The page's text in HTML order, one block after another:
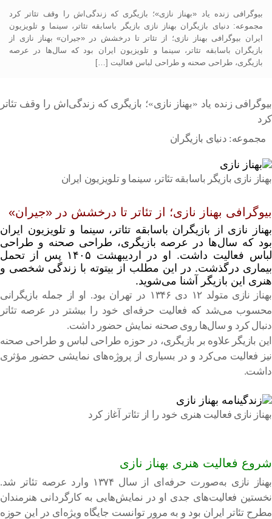
بیوگرافی زنده یاد «بهناز نازی»؛ بازیگری که زندگی‌اش را وقف تئاتر کرد
مجموعه: دنیای بازیگران بهناز نازی بازیگر باسابقه تئاتر، سینما و تلویزیون
ایران بیوگرافی بهناز نازی؛ از تئاتر تا درخشش در «جیران» بهناز نازی از
بازیگران باسابقه تئاتر، سینما و تلویزیون ایران بود که سال‌ها در عرصه
بازیگری، طراحی صحنه و طراحی لباس فعالیت […]
بیوگرافی زنده یاد «بهناز نازی»؛ بازیگری که زندگی‌اش را وقف تئاتر
کرد
مجموعه: دنیای بازیگران
بهناز نازی بازیگر باسابقه تئاتر، سینما و تلویزیون ایران
بیوگرافی بهناز نازی؛ از تئاتر تا درخشش در «جیران»
بهناز نازی از بازیگران باسابقه تئاتر، سینما و تلویزیون ایران
بود که سال‌ها در عرصه بازیگری، طراحی صحنه و طراحی
لباس فعالیت داشت. او در اردیبهشت ۱۴۰۵ پس از تحمل
بیماری درگذشت. در این مطلب از بیتوته با زندگی شخصی و
هنری این بازیگر آشنا می‌شوید.
بهناز نازی متولد ۱۲ دی ۱۳۴۶ در تهران بود. او از جمله بازیگرانی
محسوب می‌شد که فعالیت حرفه‌ای خود را بیشتر در عرصه تئاتر
دنبال کرد و سال‌ها روی صحنه نمایش حضور داشت.
این بازیگر علاوه بر بازیگری، در حوزه طراحی لباس و طراحی صحنه
نیز فعالیت می‌کرد و در بسیاری از پروژه‌های نمایشی حضور مؤثری
داشت.
بهناز نازی فعالیت هنری خود را از تئاتر آغاز کرد
شروع فعالیت هنری بهناز نازی
بهناز نازی به‌صورت حرفه‌ای از سال ۱۳۷۴ وارد عرصه تئاتر شد.
نخستین فعالیت‌های جدی او در نمایش‌هایی به کارگردانی هنرمندان
مطرح تئاتر ایران بود و به مرور توانست جایگاه ویژه‌ای در این حوزه